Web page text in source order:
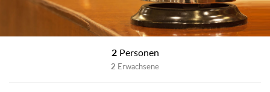
2 Personen
2 Erwachsene